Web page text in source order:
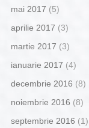
mai 2017 (5)
aprilie 2017 (3)
martie 2017 (3)
ianuarie 2017 (4)
decembrie 2016 (8)
noiembrie 2016 (8)
septembrie 2016 (1)